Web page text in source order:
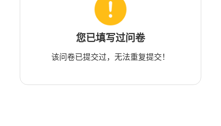
您已填写过问卷
该问卷已提交过，无法重复提交！